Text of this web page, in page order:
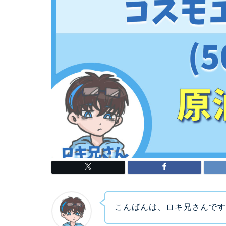
こんばんは、ロキ兄さんで